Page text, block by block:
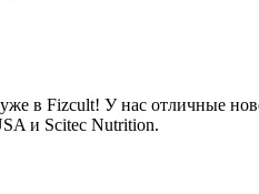
в Fizcult! У нас отличные
и Scitec Nutrition.